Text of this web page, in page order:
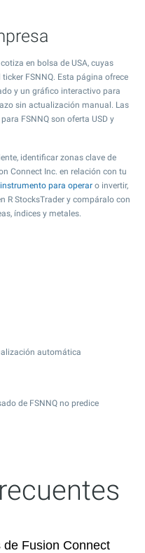
en bolsa de USA, cuyas
ticker FSNNQ. Esta página ofrece
y un gráfico interactivo para
sin actualización manual. Las
FSNNQ son oferta USD y
identificar zonas clave de
Connect Inc. en relación con tu
para operar o invertir,
R StocksTrader y compáralo con
índices y metales.
automática
de FSNNQ no predice
Fusion Connect